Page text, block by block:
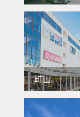
町田